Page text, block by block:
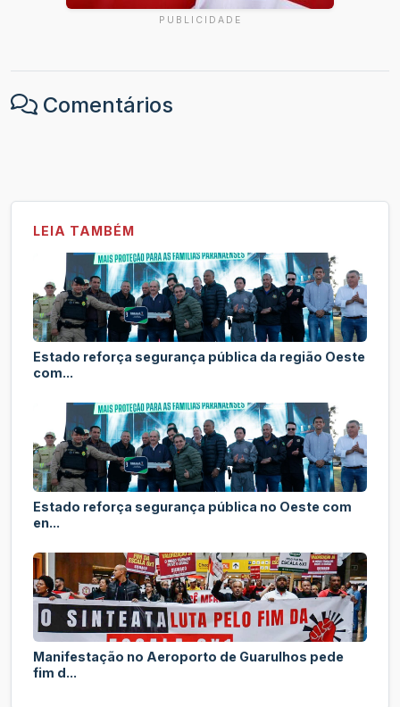
PUBLICIDADE
Comentários
LEIA TAMBÉM
Estado reforça segurança pública da região Oeste
com...
Estado reforça segurança pública no Oeste com
en...
Manifestação no Aeroporto de Guarulhos pede
fim d...